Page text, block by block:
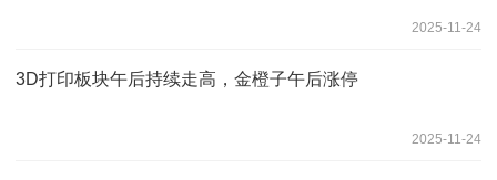
2025-11-24
3D打印板块午后持续走高，金橙子午后涨停
2025-11-24